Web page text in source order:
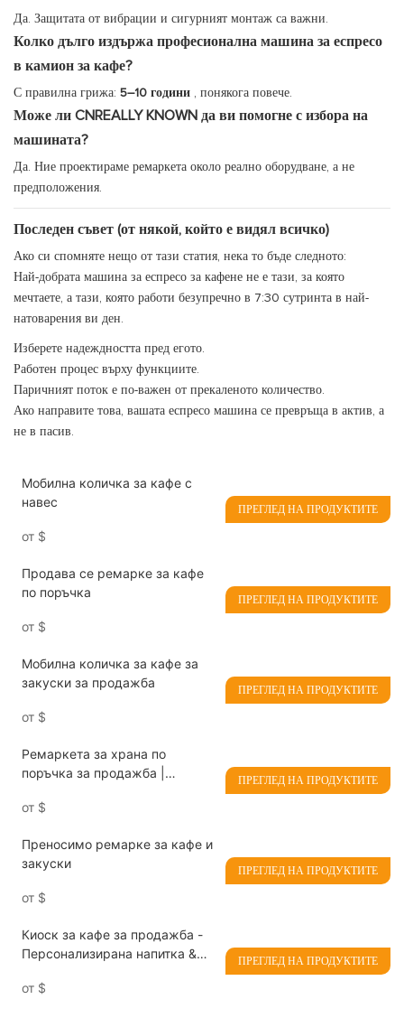
Да. Защитата от вибрации и сигурният монтаж са важни.
Колко дълго издържа професионална машина за еспресо
в камион за кафе?
С правилна грижа: 5–10 години , понякога повече.
Може ли CNREALLY KNOWN да ви помогне с избора на
машината?
Да. Ние проектираме ремаркета около реално оборудване, а не
предположения.
Последен съвет (от някой, който е видял всичко)
Ако си спомняте нещо от тази статия, нека то бъде следното:
Най-добрата машина за еспресо за кафене не е тази, за която
мечтаете, а тази, която работи безупречно в 7:30 сутринта в най-
натоварения ви ден.
Изберете надеждността пред егото.
Работен процес върху функциите.
Паричният поток е по-важен от прекаленото количество.
Ако направите това, вашата еспресо машина се превръща в актив, а
не в пасив.
Мобилна количка за кафе с
навес
от $
ПРЕГЛЕД НА ПРОДУКТИТЕ
Продава се ремарке за кафе
по поръчка
от $
ПРЕГЛЕД НА ПРОДУКТИТЕ
Мобилна количка за кафе за
закуски за продажба
от $
ПРЕГЛЕД НА ПРОДУКТИТЕ
Ремаркета за храна по
поръчка за продажба |
сладолед
от $
ПРЕГЛЕД НА ПРОДУКТИТЕ
Преносимо ремарке за кафе и
закуски
от $
ПРЕГЛЕД НА ПРОДУКТИТЕ
Киоск за кафе за продажба -
Персонализирана напитка &
от $
ПРЕГЛЕД НА ПРОДУКТИТЕ